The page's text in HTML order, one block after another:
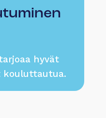
hyvät
kouluttautua.